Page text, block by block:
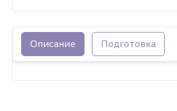
Описание Подготовка